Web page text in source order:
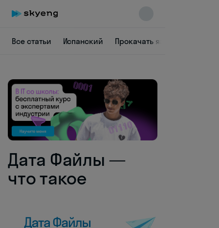
Все статьи Испанский Прокачать язык
Дата Файлы —
что такое
Skyeng Chat
online